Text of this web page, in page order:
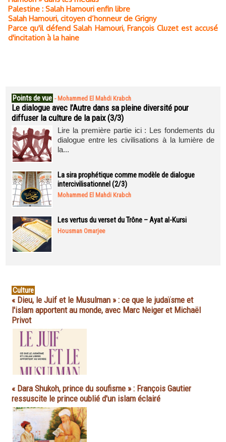
Palestine : Salah Hamouri enfin libre
Salah Hamouri, citoyen d’honneur de Grigny
Parce qu'il défend Salah Hamouri, François Cluzet est accusé
d'incitation à la haine
Points de vue - Mohammed El Mahdi Krabch
Le dialogue avec l’Autre dans sa pleine diversité pour
diffuser la culture de la paix (3/3)
Lire la première partie ici : Les fondements du
dialogue entre les civilisations à la lumière de
la...
La sira prophétique comme modèle de dialogue
intercivilisationnel (2/3)
Mohammed El Mahdi Krabch
Les vertus du verset du Trône – Ayat al-Kursi
Housman Omarjee
Culture
« Dieu, le Juif et le Musulman » : ce que le judaïsme et
l'islam apportent au monde, avec Marc Neiger et Michaël
Privot
« Dara Shukoh, prince du soufisme » : François Gautier
ressuscite le prince oublié d'un islam éclairé